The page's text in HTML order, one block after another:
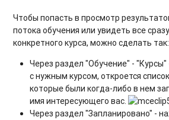
Чтобы попасть в просмотр
потока обучения или увидеть все
конкретного курса, можно сделать так:
Через раздел "Обучение" -
с нужным курсом, откроется
которые были когда-либо в нем
имя интересующего вас.
Через раздел "Запланировано" -